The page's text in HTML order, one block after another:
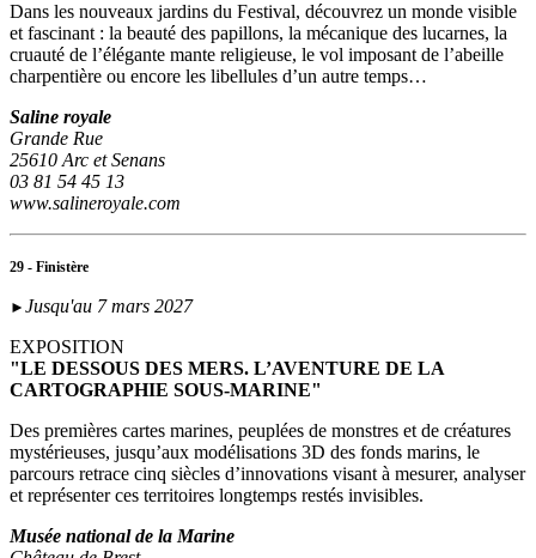
Dans les nouveaux jardins du Festival, découvrez un monde visible
et fascinant : la beauté des papillons, la mécanique des lucarnes, la
cruauté de l’élégante mante religieuse, le vol imposant de l’abeille
charpentière ou encore les libellules d’un autre temps…
Saline royale
Grande Rue
25610 Arc et Senans
03 81 54 45 13
www.salineroyale.com
29 - Finistère
► Jusqu'au 7 mars 2027
EXPOSITION
"LE DESSOUS DES MERS. L’AVENTURE DE LA
CARTOGRAPHIE SOUS-MARINE"
Des premières cartes marines, peuplées de monstres et de créatures
mystérieuses, jusqu’aux modélisations 3D des fonds marins, le
parcours retrace cinq siècles d’innovations visant à mesurer, analyser
et représenter ces territoires longtemps restés invisibles.
Musée national de la Marine